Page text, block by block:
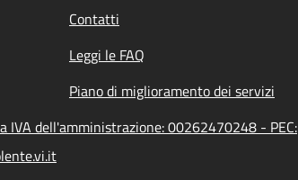
Contatti
Leggi le FAQ
Piano di miglioramento dei servizi
IVA dell'amministrazione: 00262470248 - PEC: